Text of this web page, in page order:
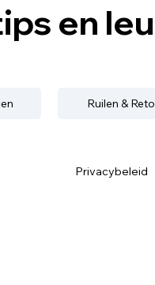
en
Ruilen &
Privacybeleid